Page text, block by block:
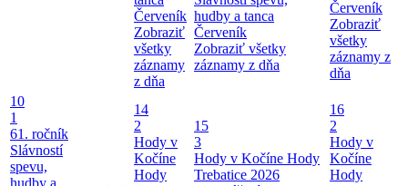
Červeník
Zobraziť
všetky
záznamy
z dňa
hudby a tanca
Červeník
Zobraziť všetky
záznamy z dňa
Červeník
Zobraziť
všetky
záznamy z
dňa
10
1
61. ročník
Slávností
spevu,
14
2
Hody v
Kočíne
Hody
15
3
Hody v Kočíne Hody
Trebatice 2026
16
2
Hody v
Kočíne
Hody